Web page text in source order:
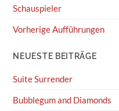
Schauspieler
Vorherige Aufführungen
NEUESTE BEITRÄGE
Suite Surrender
Bubblegum and Diamonds